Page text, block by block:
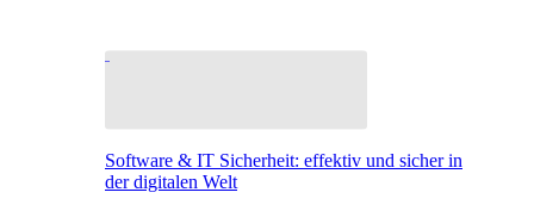
Software & IT Sicherheit: effektiv und sicher in
der digitalen Welt